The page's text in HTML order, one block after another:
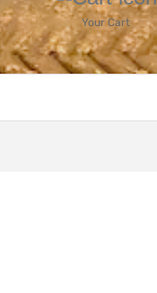
Your Cart